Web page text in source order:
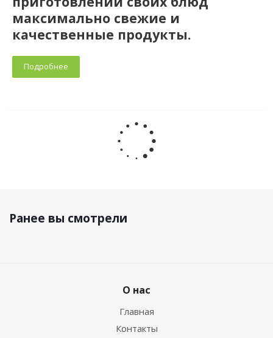
максимально свежие и
качественные продукты.
Подробнее
Ранее вы смотрели
О нас
Главная
Контакты